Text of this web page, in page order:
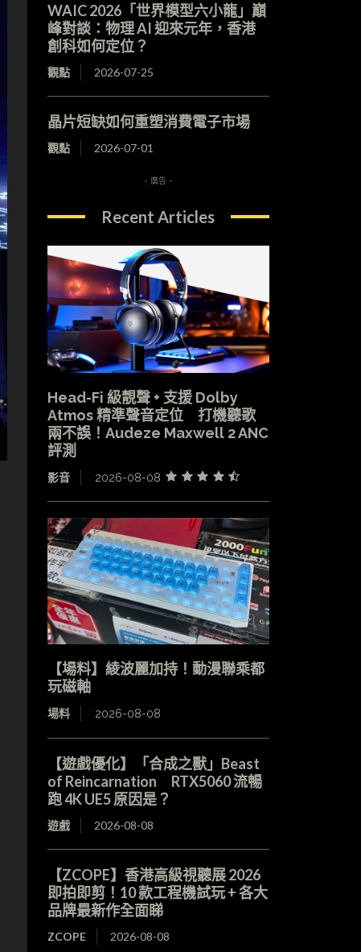
WAIC 2026「世界模型六小龍」巔
峰對談：物理 AI 迎來元年，香港
創科如何定位？
觀點 2026-07-25
晶片短缺如何重塑消費電子市場
觀點 2026-07-01
- 廣告 -
Recent Articles
Head-Fi 級靚聲 + 支援 Dolby
Atmos 精準聲音定位 打機聽歌
兩不誤！Audeze Maxwell 2 ANC
評測
影音 2026-08-08
【場料】綾波麗加持！動漫聯乘都
玩磁軸
場料 2026-08-08
【遊戲優化】「合成之獸」Beast
of Reincarnation RTX5060 流暢
跑 4K UE5 原因是？
遊戲 2026-08-08
【ZCOPE】香港高級視聽展 2026
即拍即剪！10 款工程機試玩 + 各大
品牌最新作全面睇
ZCOPE 2026-08-08